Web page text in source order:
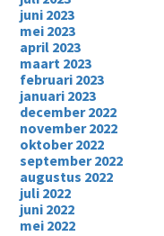
juni 2023
mei 2023
april 2023
maart 2023
februari 2023
januari 2023
december 2022
november 2022
oktober 2022
september 2022
augustus 2022
juli 2022
juni 2022
mei 2022